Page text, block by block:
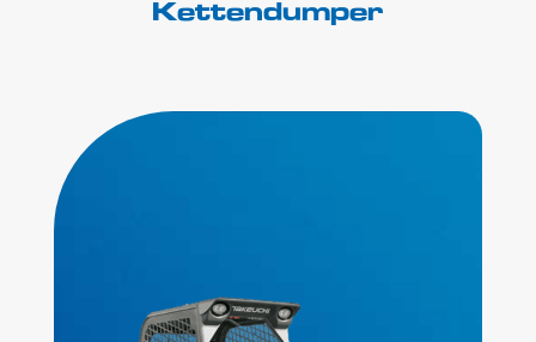
Kettendumper